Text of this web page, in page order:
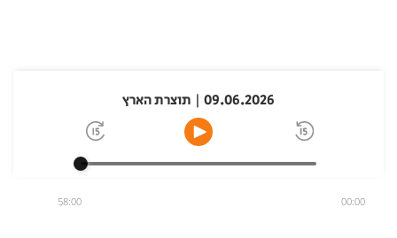
09.06.2026 | תוצרת הארץ
00:00
58:00